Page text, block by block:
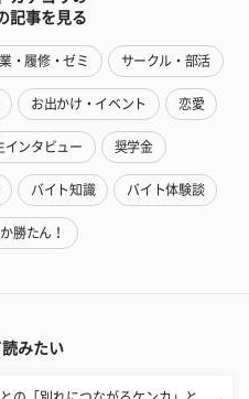
記事を見る
・履修・ゼミ サークル・部活
お出かけ・イベント 恋愛
インタビュー 奨学金
バイト知識 バイト体験談
勝たん！
みたい